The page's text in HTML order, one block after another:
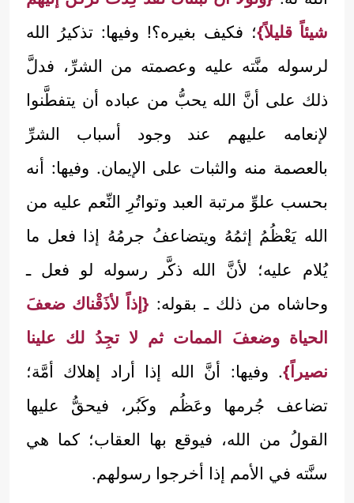
شيئاً قليلاً}؛ فكيف بغيره؟! وفيها: تذكيرُ الله
لرسوله منَّته عليه وعصمته من الشرِّ، فدلَّ
ذلك على أنَّ الله يحبُّ من عباده أن يتفطَّنوا
لإنعامه عليهم عند وجود أسباب الشرِّ
بالعصمة منه والثبات على الإيمان. وفيها: أنه
بحسب علوِّ مرتبة العبد وتواتُرِ النِّعم عليه من
الله يَعْظُمُ إثمُهُ ويتضاعفُ جرمُهُ إذا فعل ما
يُلام عليه؛ لأنَّ الله ذكَّر رسوله لو فعل ـ
وحاشاه من ذلك ـ بقوله: {إذاً لأذَقْناك ضعفَ
الحياة وضعفَ الممات ثم لا تجِدُ لك علينا
نصيراً}. وفيها: أنَّ الله إذا أراد إهلاك أمَّة؛
تضاعف جُرمها وعَظُم وكَبُر، فيحقُّ عليها
القولُ من الله، فيوقع بها العقاب؛ كما هي
سنَّته في الأمم إذا أخرجوا رسولهم.